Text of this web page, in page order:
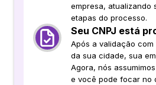
empresa, atualizando
etapas do processo.
Seu CNPJ está
Após a validação
da sua cidade, sua
Agora, nós
e você pode focar no